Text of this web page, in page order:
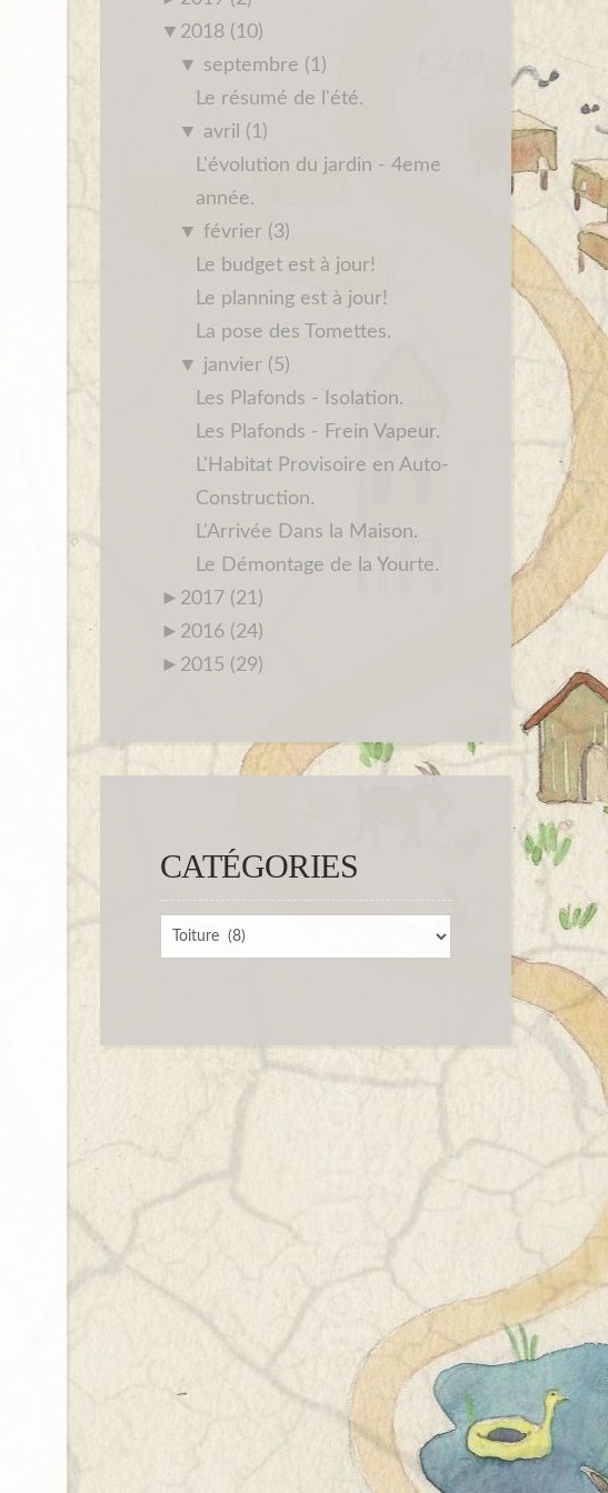
▼ 2018 (10)
▼ septembre (1)
Le résumé de l'été.
▼ avril (1)
L'évolution du jardin - 4eme
année.
▼ février (3)
Le budget est à jour!
Le planning est à jour!
La pose des Tomettes.
▼ janvier (5)
Les Plafonds - Isolation.
Les Plafonds - Frein Vapeur.
L'Habitat Provisoire en Auto-
Construction.
L'Arrivée Dans la Maison.
Le Démontage de la Yourte.
► 2017 (21)
► 2016 (24)
► 2015 (29)
CATÉGORIES